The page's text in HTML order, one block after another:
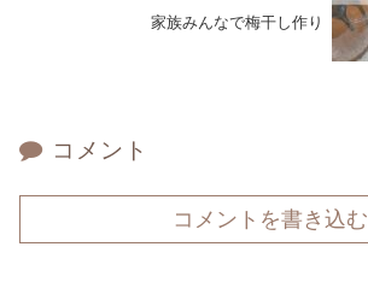
家族みんなで梅干し作り
コメント
コメントを書き込む